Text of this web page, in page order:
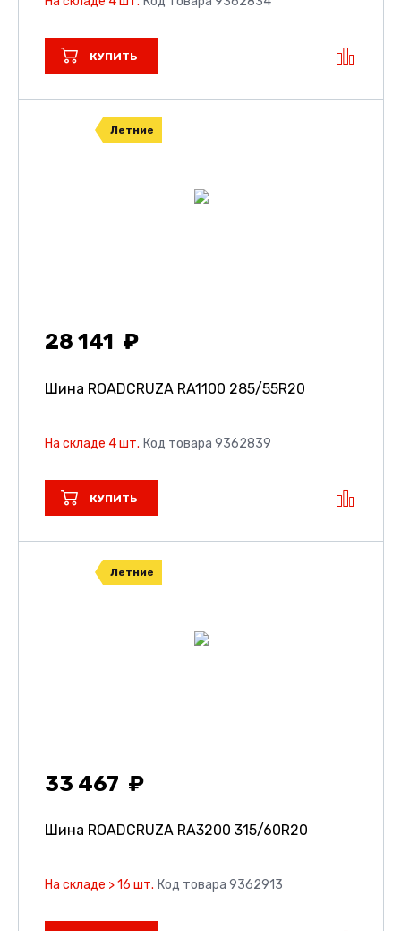
КУПИТЬ
Летние
28 141
Шина ROADCRUZA RA1100 285/55R20
На складе 4 шт. Код товара 9362839
КУПИТЬ
Летние
33 467
Шина ROADCRUZA RA3200 315/60R20
На складе > 16 шт. Код товара 9362913